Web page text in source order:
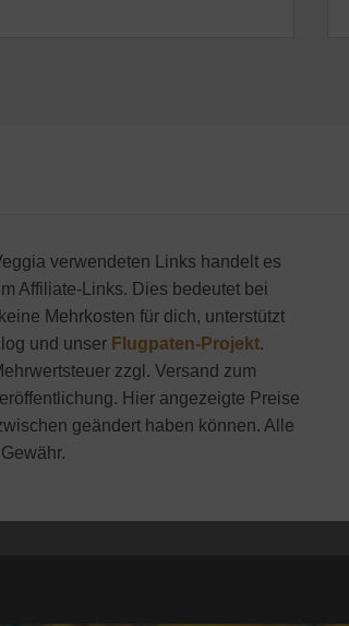
verwendeten Links handelt es
Affiliate-Links. Dies bedeutet bei
Mehrkosten für dich, unterstützt
und unser Flugpaten-Projekt.
zzgl. Versand zum
Hier angezeigte Preise
geändert haben können. Alle